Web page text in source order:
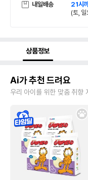
내일배송 21시
(토,
상품정보
Ai가 추천 드려요
우리 아이를 위한 맞춤 취향